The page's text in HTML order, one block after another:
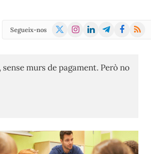
Segueix-nos
X
Instagram
LinkedInTelegramFacebook
RSS
murs de pagament. Però no